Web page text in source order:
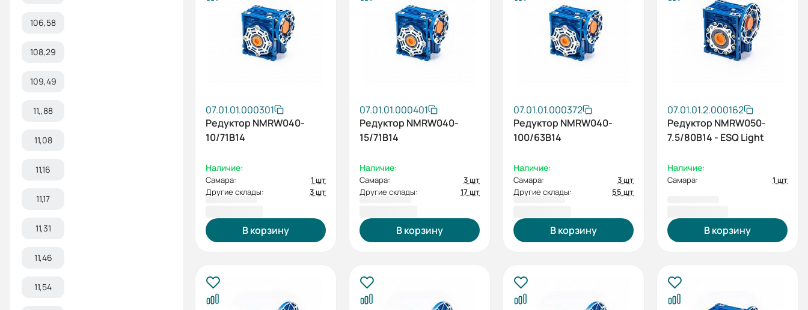
106,58
108,29
109,49
11,,88
11,08
11,16
11,17
11,31
11,46
11,54
07.01.01.000301
Редуктор NMRW040-
10/71B14
Наличие:
Самара:
1 шт
Другие склады:
3 шт
В корзину
07.01.01.000401
Редуктор NMRW040-
15/71B14
Наличие:
Самара:
3 шт
Другие склады:
17 шт
В корзину
07.01.01.000372
Редуктор NMRW040-
100/63B14
Наличие:
Самара:
3 шт
Другие склады:
55 шт
В корзину
07.01.01.2.000162
Редуктор NMRW050-
7.5/80B14 - ESQ Light
Наличие:
Самара: 1 шт
В корзину